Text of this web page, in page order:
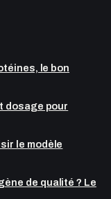
le bon
dosage pour
le modèle
de qualité ? Le